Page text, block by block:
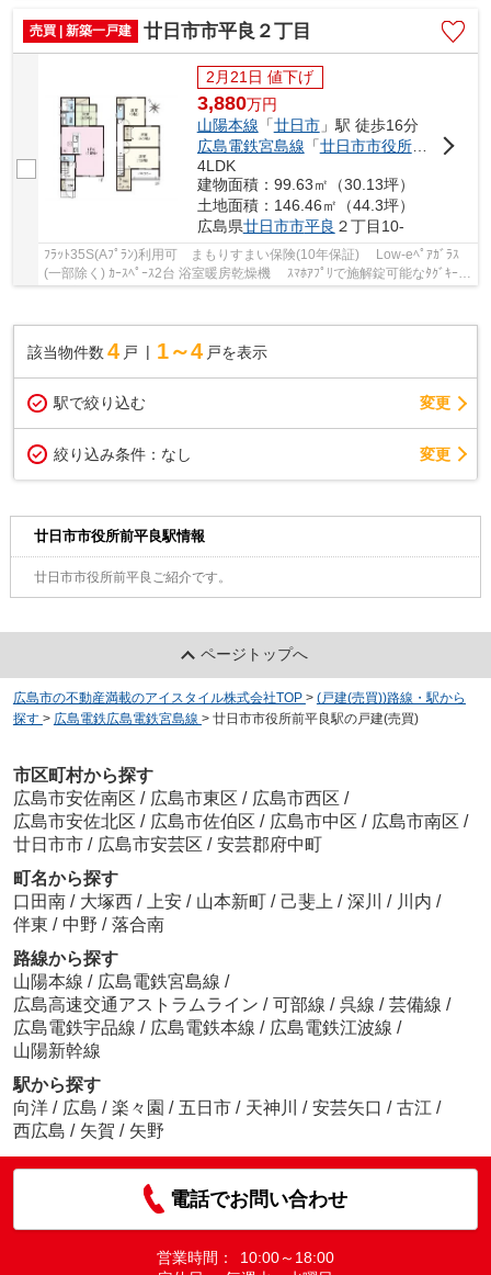
売買 | 新築一戸建 廿日市市平良２丁目
2月21日 値下げ
3,880万円
山陽本線 「廿日市」駅 徒歩16分
広島電鉄宮島線 「廿日市市役所前平良
4LDK
建物面積：99.63㎡（30.13坪）
土地面積：146.46㎡（44.3坪）
広島県廿日市市平良 ２丁目10-
ﾌﾗｯﾄ35S(Aﾌﾟﾗﾝ)利用可 まもりすまい保険(10年保証) Low-eﾍﾟｱｶﾞﾗｽ
(一部除く) ｶｰｽﾍﾟｰｽ2台 浴室暖房乾燥機 ｽﾏﾎｱﾌﾟﾘで施解錠可能なﾀｸﾞｷｰ搭
載の玄関扉 ｽﾘﾑﾚﾝｼﾞﾌｰﾄﾞ 洗面台三面鏡ﾀｲﾌﾟｼ...
該当物件数 4 戸 1～4 戸を表示
駅で絞り込む 変更
絞り込み条件： なし 変更
廿日市市役所前平良駅情報
廿日市市役所前平良ご紹介です。
ページトップへ
広島市の不動産満載のアイスタイル株式会社TOP > (戸建(売買))路線・駅から
探す > 広島電鉄広島電鉄宮島線 > 廿日市市役所前平良駅の戸建(売買)
市区町村から探す
広島市安佐南区 / 広島市東区 / 広島市西区 /
広島市安佐北区 / 広島市佐伯区 / 広島市中区 / 広島市南区 /
廿日市市 / 広島市安芸区 / 安芸郡府中町
町名から探す
口田南 / 大塚西 / 上安 / 山本新町 / 己斐上 / 深川 / 川内 /
伴東 / 中野 / 落合南
路線から探す
山陽本線 / 広島電鉄宮島線 /
広島高速交通アストラムライン / 可部線 / 呉線 / 芸備線 /
広島電鉄宇品線 / 広島電鉄本線 / 広島電鉄江波線 /
山陽新幹線
駅から探す
向洋 / 広島 / 楽々園 / 五日市 / 天神川 / 安芸矢口 / 古江 /
西広島 / 矢賀 / 矢野
電話でお問い合わせ
営業時間：
10:00～18:00